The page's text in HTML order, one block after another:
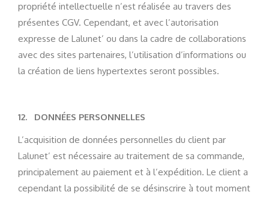
propriété intellectuelle n’est réalisée au travers des
présentes CGV. Cependant, et avec l’autorisation
expresse de Lalunet’ ou dans la cadre de collaborations
avec des sites partenaires, l’utilisation d’informations ou
la création de liens hypertextes seront possibles.
12. DONNÉES PERSONNELLES
L’acquisition de données personnelles du client par
Lalunet’ est nécessaire au traitement de sa commande,
principalement au paiement et à l’expédition. Le client a
cependant la possibilité de se désinscrire à tout moment